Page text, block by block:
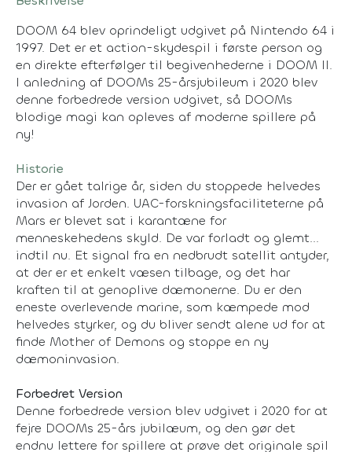
DOOM 64 blev oprindeligt udgivet på Nintendo 64 i
1997. Det er et action-skydespil i første person og
en direkte efterfølger til begivenhederne i DOOM II.
I anledning af DOOMs 25-årsjubileum i 2020 blev
denne forbedrede version udgivet, så DOOMs
blodige magi kan opleves af moderne spillere på
ny!
Historie
Der er gået talrige år, siden du stoppede helvedes
invasion af Jorden. UAC-forskningsfaciliteterne på
Mars er blevet sat i karantæne for
menneskehedens skyld. De var forladt og glemt...
indtil nu. Et signal fra en nedbrudt satellit antyder,
at der er et enkelt væsen tilbage, og det har
kraften til at genoplive dæmonerne. Du er den
eneste overlevende marine, som kæmpede mod
helvedes styrker, og du bliver sendt alene ud for at
finde Mother of Demons og stoppe en ny
dæmoninvasion.
Forbedret Version
Denne forbedrede version blev udgivet i 2020 for at
fejre DOOMs 25-års jubilæum, og den gør det
endnu lettere for spillere at prøve det originale spil